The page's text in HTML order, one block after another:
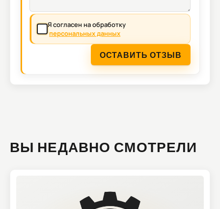
Я согласен на обработку
персональных данных
ОСТАВИТЬ ОТЗЫВ
ВЫ НЕДАВНО СМОТРЕЛИ